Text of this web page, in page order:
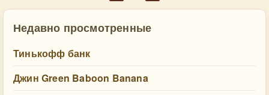
Недавно просмотренные
Тинькофф банк
Джин Green Baboon Banana